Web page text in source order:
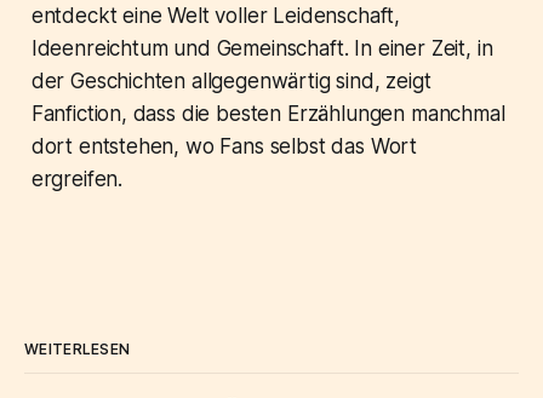
entdeckt eine Welt voller Leidenschaft,
Ideenreichtum und Gemeinschaft. In einer Zeit, in
der Geschichten allgegenwärtig sind, zeigt
Fanfiction, dass die besten Erzählungen manchmal
dort entstehen, wo Fans selbst das Wort
ergreifen.
WEITERLESEN